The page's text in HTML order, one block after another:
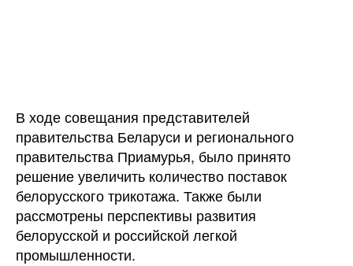
В ходе совещания представителей
правительства Беларуси и регионального
правительства Приамурья, было принято
решение увеличить количество поставок
белорусского трикотажа. Также были
рассмотрены перспективы развития
белорусской и российской легкой
промышленности.